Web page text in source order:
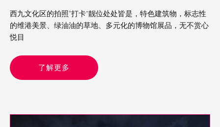
西九文化区的拍照“打卡”靓位处处皆是，特色建筑物，标志性
的维港美景、绿油油的草地、多元化的博物馆展品，无不赏心
悦目
了解更多